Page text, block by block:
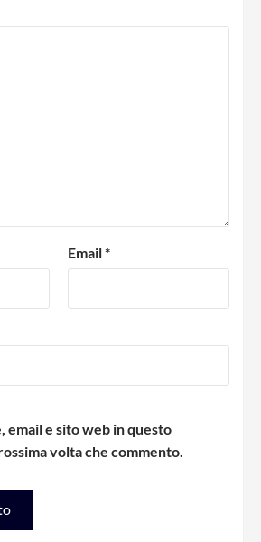
Email*
email e sito web in questo
volta che commento.